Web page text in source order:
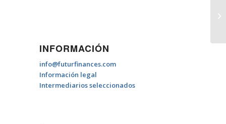
INFORMACIÓN
info@futurfinances.com
Información legal
Intermediarios seleccionados